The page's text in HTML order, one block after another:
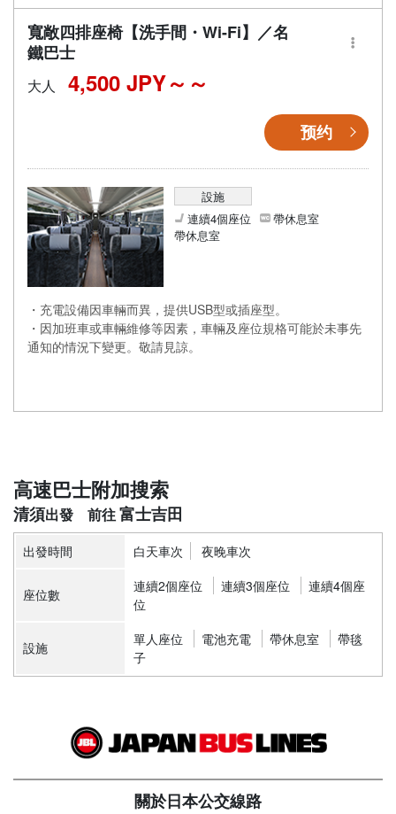
寬敞四排座椅【洗手間・Wi-Fi】／名
鐵巴士
大人 4,500 JPY～
预约
設施
連續4個座位
帶休息室
帶休息室
・充電設備因車輛而異，提供USB型或插座型。
・因加班車或車輛維修等因素，車輛及座位規格可能於未事先
通知的情況下變更。敬請見諒。
高速巴士附加搜索
清須 富士吉田
出發時間 白天車次 夜晚車次
座位數 連續2個座位 連續3個座位
連續4個座
位
設施 單人座位 電池充電 帶休息室
帶毯
子
關於日本公交線路